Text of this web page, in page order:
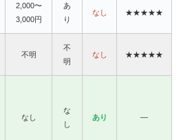
2,000〜
3,000円
あ
り
なし ★★★★★
不明
不
明
なし ★★★★★
なし
な
し
あり —